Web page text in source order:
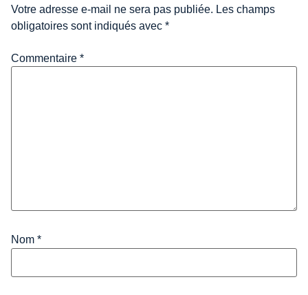
Votre adresse e-mail ne sera pas publiée. Les champs
obligatoires sont indiqués avec *
Commentaire *
Nom *